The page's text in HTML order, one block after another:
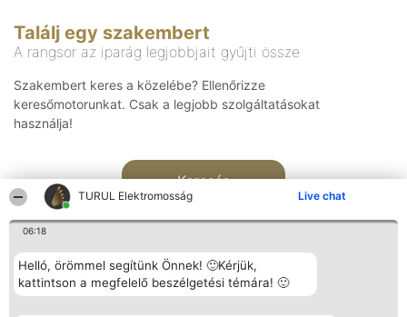
TURUL Elektromosság Live chat
06:18
Helló, örömmel segítünk Önnek! 🙂Kérjük,
kattintson a megfelelő beszélgetési témára! 🙂
Találj egy szakembert
A rangsor az iparág legjobbjait gyűjti össze
Szakembert keres a közelébe? Ellenőrizze
keresőmotorunkat. Csak a legjobb szolgáltatásokat
használja!
Keresés
Rangsorszervező Népszavazás Elérhetőség